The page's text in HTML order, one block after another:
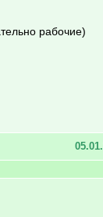
рабочие)